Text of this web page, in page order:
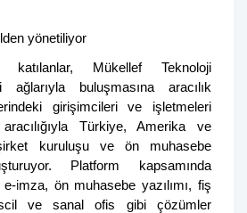
yönetiliyor
katılanlar, Mükellef Teknoloji
ağlarıyla buluşmasına aracılık
girişimcileri ve işletmeleri
Türkiye, Amerika ve
kuruluşu ve ön muhasebe
Platform kapsamında
e-imza, ön muhasebe yazılımı, fiş
ve sanal ofis gibi çözümler